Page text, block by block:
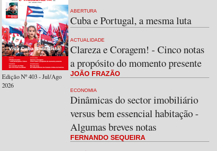
Edição Nº 403 - Jul/Ago
2026
ABERTURA
Cuba e Portugal, a mesma luta
ACTUALIDADE
Clareza e Coragem! - Cinco notas
a propósito do momento presente
JOÃO FRAZÃO
ECONOMIA
Dinâmicas do sector imobiliário
versus bem essencial habitação -
Algumas breves notas
FERNANDO SEQUEIRA